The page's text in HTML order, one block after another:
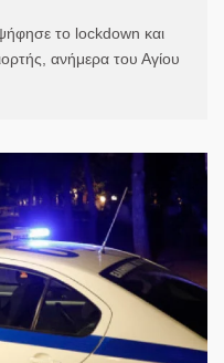
το lockdown και
ανήμερα του Αγίου